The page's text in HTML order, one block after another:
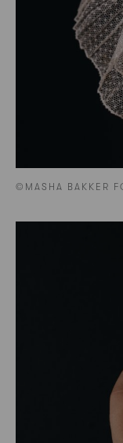
©MASHA BAKKER